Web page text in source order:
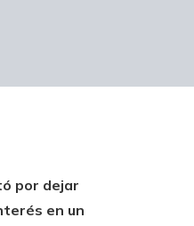
por dejar
en un